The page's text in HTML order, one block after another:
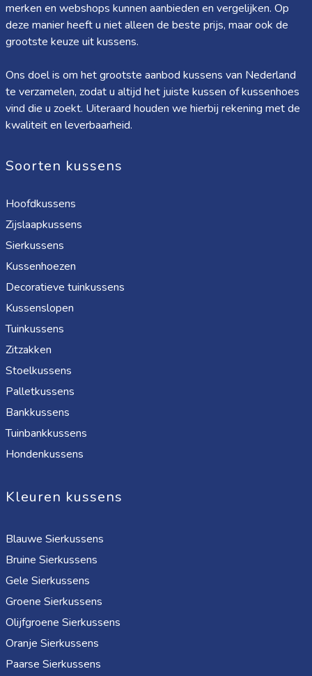
merken en webshops kunnen aanbieden en vergelijken. Op
deze manier heeft u niet alleen de beste prijs, maar ook de
grootste keuze uit kussens.
Ons doel is om het grootste aanbod kussens van Nederland
te verzamelen, zodat u altijd het juiste kussen of kussenhoes
vind die u zoekt. Uiteraard houden we hierbij rekening met de
kwaliteit en leverbaarheid.
Soorten kussens
Hoofdkussens
Zijslaapkussens
Sierkussens
Kussenhoezen
Decoratieve tuinkussens
Kussenslopen
Tuinkussens
Zitzakken
Stoelkussens
Palletkussens
Bankkussens
Tuinbankkussens
Hondenkussens
Kleuren kussens
Blauwe Sierkussens
Bruine Sierkussens
Gele Sierkussens
Groene Sierkussens
Olijfgroene Sierkussens
Oranje Sierkussens
Paarse Sierkussens